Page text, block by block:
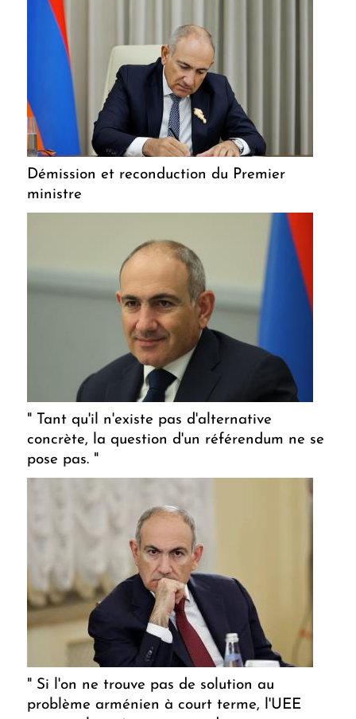
Démission et reconduction du Premier
ministre
" Tant qu'il n'existe pas d'alternative
concrète, la question d'un référendum ne se
pose pas. "
" Si l'on ne trouve pas de solution au
problème arménien à court terme, l'UEE